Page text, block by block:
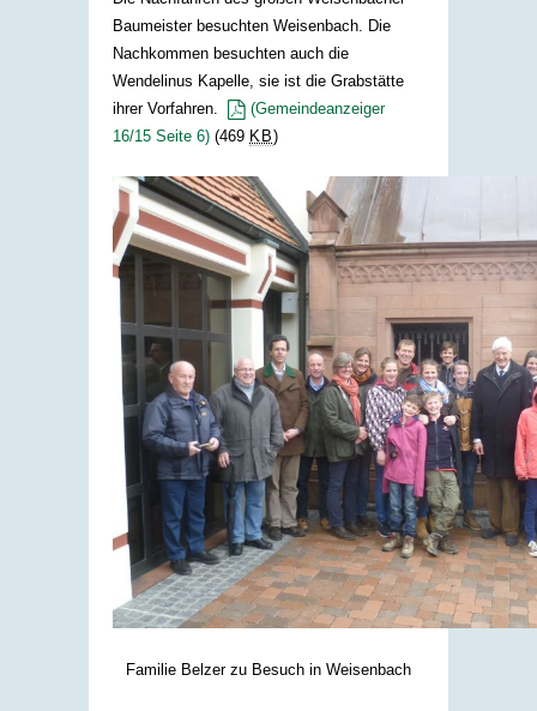
Baumeister besuchten Weisenbach. Die
Nachkommen besuchten auch die
Wendelinus Kapelle, sie ist die Grabstätte
ihrer Vorfahren.
(Gemeindeanzeiger
16/15 Seite 6) (469 KB)
Familie Belzer zu Besuch in Weisenbach